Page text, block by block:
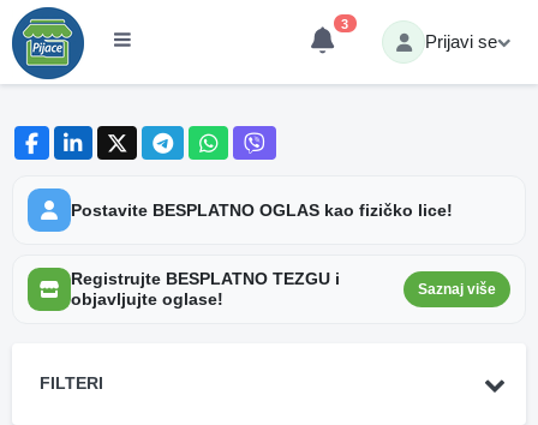
3
Prijavi se
Postavite BESPLATNO OGLAS kao fizičko lice!
Registrujte BESPLATNO TEZGU i
objavljujte oglase!
Saznaj više
FILTERI